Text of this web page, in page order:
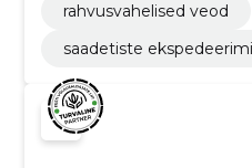
rahvusvahelised veod
saadetiste